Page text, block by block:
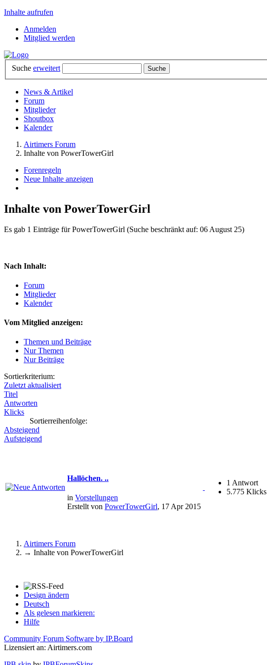
Inhalte aufrufen
Anmelden
Mitglied werden
Suche erweitert
News & Artikel
Forum
Mitglieder
Shoutbox
Kalender
Airtimers Forum
Inhalte von PowerTowerGirl
Forenregeln
Neue Inhalte anzeigen
Inhalte von PowerTowerGirl
Es gab 1 Einträge für PowerTowerGirl (Suche beschränkt auf: 06 August 25)
Nach Inhalt:
Forum
Mitglieder
Kalender
Vom Mitglied anzeigen:
Themen und Beiträge
Nur Themen
Nur Beiträge
Sortierkriterium:
Zuletzt aktualisiert
Titel
Antworten
Klicks
Sortierreihenfolge:
Absteigend
Aufsteigend
Hallöchen. ..
in Vorstellungen
Erstellt von PowerTowerGirl, 17 Apr 2015
1 Antwort
5.775 Klicks
Airtimers Forum
→ Inhalte von PowerTowerGirl
Design ändern
Deutsch
Als gelesen markieren:
Hilfe
Community Forum Software by IP.Board
Lizensiert an: Airtimers.com